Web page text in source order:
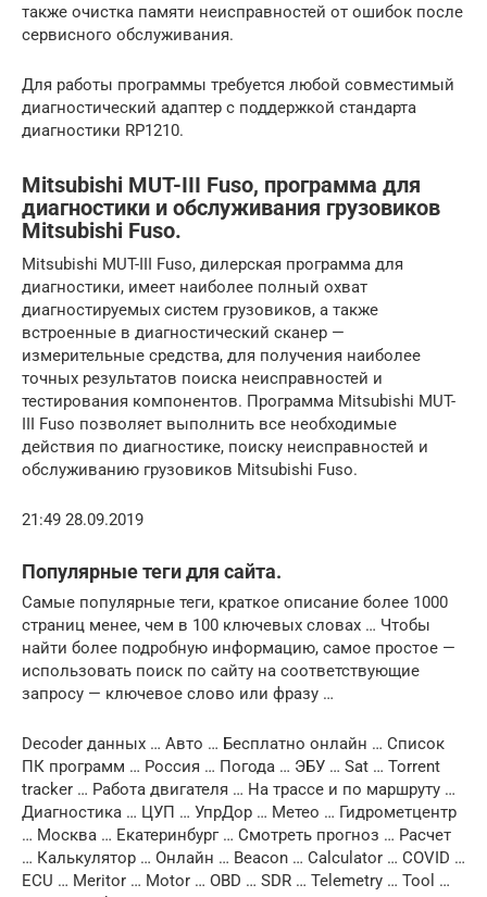
также очистка памяти неисправностей от ошибок после
сервисного обслуживания.
Для работы программы требуется любой совместимый
диагностический адаптер с поддержкой стандарта
диагностики RP1210.
Mitsubishi MUT-III Fuso, программа для
диагностики и обслуживания грузовиков
Mitsubishi Fuso.
Mitsubishi MUT-III Fuso, дилерская программа для
диагностики, имеет наиболее полный охват
диагностируемых систем грузовиков, а также
встроенные в диагностический сканер —
измерительные средства, для получения наиболее
точных результатов поиска неисправностей и
тестирования компонентов. Программа Mitsubishi MUT-
III Fuso позволяет выполнить все необходимые
действия по диагностике, поиску неисправностей и
обслуживанию грузовиков Mitsubishi Fuso.
21:49 28.09.2019
Популярные теги для сайта.
Самые популярные теги, краткое описание более 1000
страниц менее, чем в 100 ключевых словах … Чтобы
найти более подробную информацию, самое простое —
использовать поиск по сайту на соответствующие
запросу — ключевое слово или фразу …
Decoder данных … Авто … Бесплатно онлайн … Список
ПК программ … Россия … Погода … ЭБУ … Sat … Torrent
tracker … Работа двигателя … На трассе и по маршруту …
Диагностика … ЦУП … УпрДор … Метео … Гидрометцентр
… Москва … Екатеринбург … Смотреть прогноз … Расчет
… Калькулятор … Онлайн … Вeacon … Calculator … COVID …
ECU … Meritor … Motor … OBD … SDR … Telemetry … Tool …